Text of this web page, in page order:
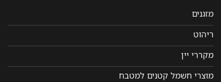
מזגנים
ריהוט
מקררי יין
מוצרי חשמל קטנים למטבח